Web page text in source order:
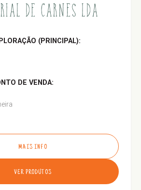
DE CARNES LDA
(PRINCIPAL):
DE VENDA:
MAIS INFO
VER PRODUTOS